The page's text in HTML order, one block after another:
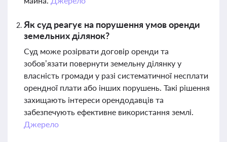
Як суд реагує на порушення умов оренди
земельних ділянок?
Суд може розірвати договір оренди та
зобов’язати повернути земельну ділянку у
власність громади у разі систематичної несплати
орендної плати або інших порушень. Такі рішення
захищають інтереси орендодавців та
забезпечують ефективне використання землі.
Джерело